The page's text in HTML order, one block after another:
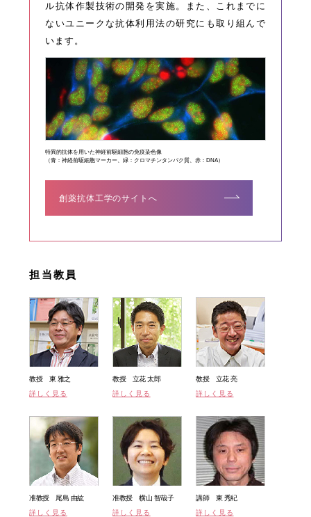
ル抗体作製技術の開発を実施。また、これまでに
ないユニークな抗体利用法の研究にも取り組んで
います。
特異的抗体を用いた神経前駆細胞の免疫染色像
（青：神経前駆細胞マーカー、緑：クロマチンタンパク質、赤：DNA）
創薬抗体工学のサイトへ
担当教員
教授 東 雅之
詳しく見る
教授 立花 太郎
詳しく見る
教授 立花 亮
詳しく見る
准教授 尾島 由紘
詳しく見る
准教授 横山 智哉子
詳しく見る
講師 東 秀紀
詳しく見る